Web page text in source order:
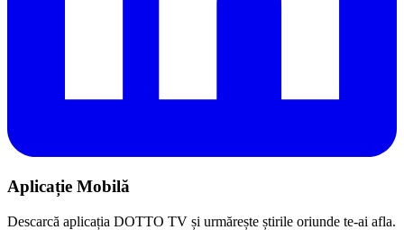
Aplicație Mobilă
Descarcă aplicația DOTTO TV și urmărește știrile oriunde te-ai afla.